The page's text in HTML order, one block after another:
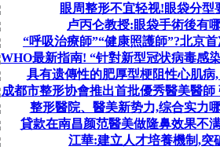
眼周整形不宜轻视!眼袋分
卢丙仑教授:眼袋手術後有
“呼吸治療師”“健康照護師”?北京
WHO最新指南! “针對新型冠状病毒感
具有遗傳性的肥厚型梗阻性心肌
成都市整形协會推出首批優秀醫美醫
整形醫院、醫美新势力,综合实力
貸款在南昌颜范醫美做隆鼻效果不
江華:建立人才培養機制,突